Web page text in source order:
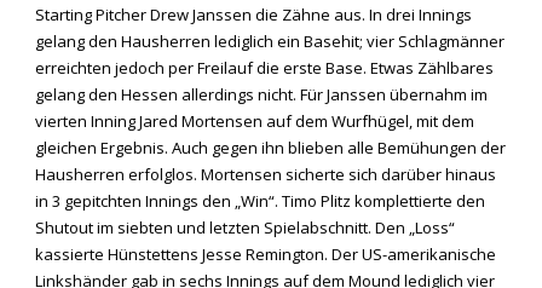
Starting Pitcher Drew Janssen die Zähne aus. In drei Innings
gelang den Hausherren lediglich ein Basehit; vier Schlagmänner
erreichten jedoch per Freilauf die erste Base. Etwas Zählbares
gelang den Hessen allerdings nicht. Für Janssen übernahm im
vierten Inning Jared Mortensen auf dem Wurfhügel, mit dem
gleichen Ergebnis. Auch gegen ihn blieben alle Bemühungen der
Hausherren erfolglos. Mortensen sicherte sich darüber hinaus
in 3 gepitchten Innings den „Win“. Timo Plitz komplettierte den
Shutout im siebten und letzten Spielabschnitt. Den „Loss“
kassierte Hünstettens Jesse Remington. Der US-amerikanische
Linkshänder gab in sechs Innings auf dem Mound lediglich vier